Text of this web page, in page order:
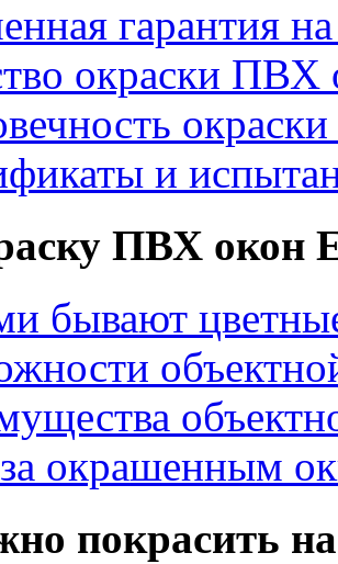
гарантия
окраски ПВХ
и
ПВХ окон
бывают
окрашенным
покрасить